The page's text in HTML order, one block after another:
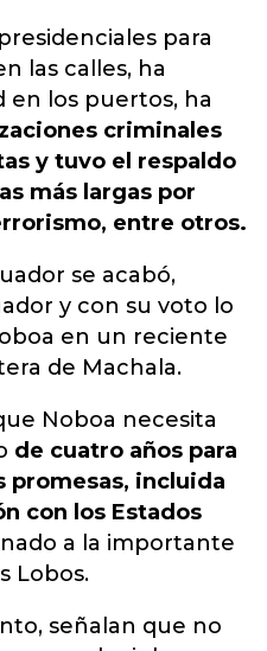
para
las calles, ha
en los puertos, ha
criminales
y tuvo el respaldo
más largas por
entre otros.
se acabó,
y con su voto lo
en un reciente
de Machala.
Noboa necesita
de cuatro años para
promesas, incluida
con los Estados
a la importante
Lobos.
señalan que no